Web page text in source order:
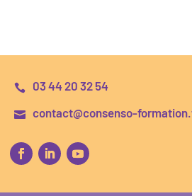
 03 44 20 32 54
 contact@consenso-